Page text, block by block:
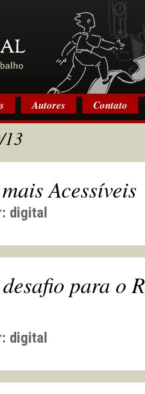
Autores Contato
Acessíveis
digital
para o
digital